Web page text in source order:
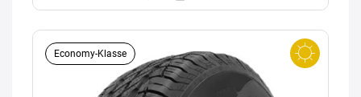
Economy-Klasse